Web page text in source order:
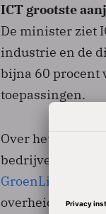
ICT grootste
De minister ziet
industrie en de
bijna 60 procent
toepassingen.
Over het
bedrijven wordt
GroenLinks de
overheid juist